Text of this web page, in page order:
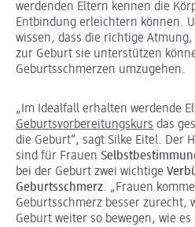
werdenden Eltern kennen die
Entbindung erleichtern können.
wissen, dass die richtige
zur Geburt sie unterstützen
Geburtsschmerzen umzugehen.
„Im Idealfall erhalten werdende
Geburtsvorbereitungskurs das
die Geburt“, sagt Silke Eitel. Der
sind für Frauen
bei der Geburt zwei wichtige
Geburtsschmerz. „Frauen
Geburtsschmerz besser zurecht,
Geburt weiter so bewegen, wie